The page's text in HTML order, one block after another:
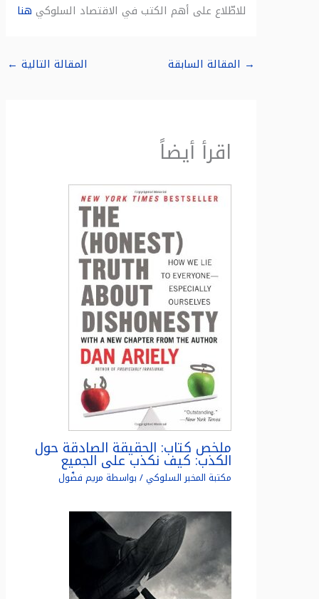
للاطّلاع على أهم الكتب في الاقتصاد السلوكيهنا
المقالة السابقة المقالة التالية←
اقرأ أيضاً
ملخص كتاب: الحقيقة الصادقة حول
الكذب: كيف نكذب على الجميع
مكتبة المخبر السلوكي/ بواسطة مريم فضّول